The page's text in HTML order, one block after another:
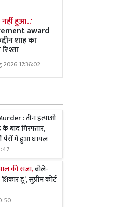
नहीं हुआ...'
award
शाह का
2026 17:36:02
: तीन हत्याओं
बाद गिरफ्तार,
पैरों में हुआ घायल
की सजा,बोले-
हूं’, सुप्रीम कोर्ट